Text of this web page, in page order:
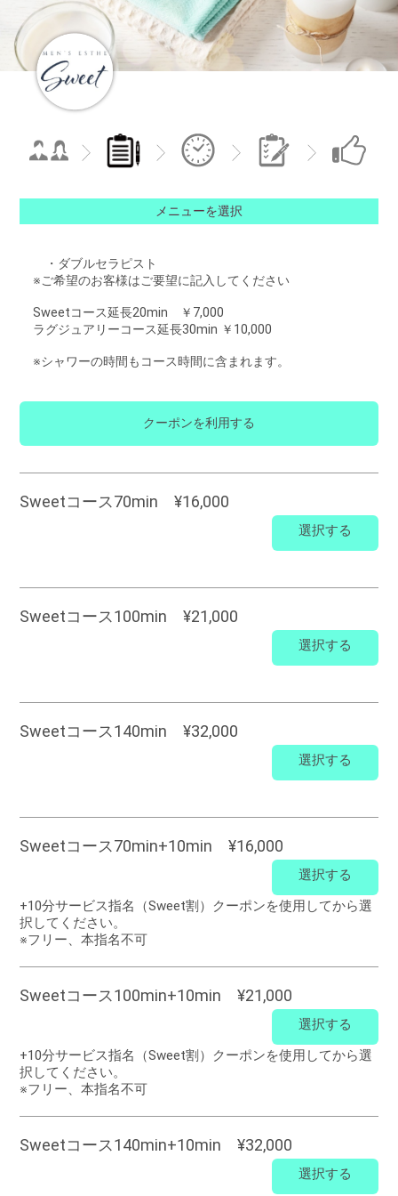
メニューを選択
・ダブルセラピスト
※ご希望のお客様はご要望に記入してください
Sweetコース延長20min ￥7,000
ラグジュアリーコース延長30min ￥10,000
※シャワーの時間もコース時間に含まれます。
クーポンを利用する
Sweetコース70min ¥16,000
選択する
Sweetコース100min ¥21,000
選択する
Sweetコース140min ¥32,000
選択する
Sweetコース70min+10min ¥16,000
選択する
+10分サービス指名（Sweet割）クーポンを使用してから選
択してください。
※フリー、本指名不可
Sweetコース100min+10min ¥21,000
選択する
+10分サービス指名（Sweet割）クーポンを使用してから選
択してください。
※フリー、本指名不可
Sweetコース140min+10min ¥32,000
選択する